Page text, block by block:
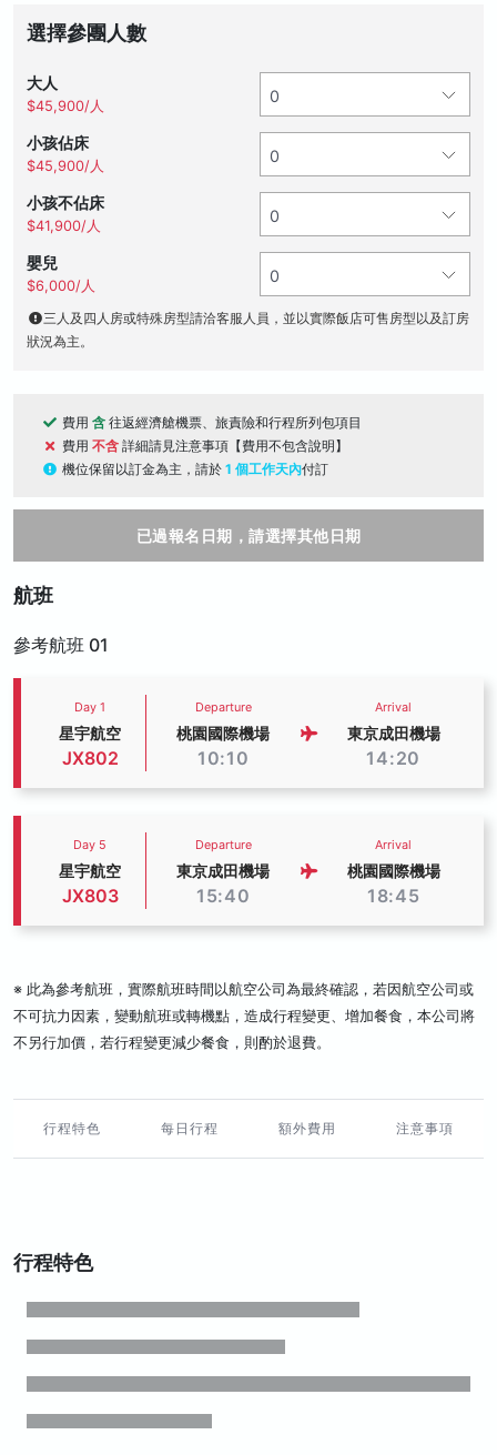
選擇參團人數
大人
$45,900/人
小孩佔床
$45,900/人
小孩不佔床
$41,900/人
嬰兒
$6,000/人
三人及四人房或特殊房型請洽客服人員，並以實際飯店可售房型以及訂房
狀況為主。
費用 含 往返經濟艙機票、旅責險和行程所列包項目
費用 不含 詳細請見注意事項【費用不包含說明】
機位保留以訂金為主，請於 1 個工作天內付訂
已過報名日期，請選擇其他日期
航班
參考航班 01
Day 1
星宇航空
JX802
Departure
桃園國際機場
10:10
Arrival
東京成田機場
14:20
Day 5
星宇航空
JX803
Departure
東京成田機場
15:40
Arrival
桃園國際機場
18:45
※ 此為參考航班，實際航班時間以航空公司為最終確認，若因航空公司或
不可抗力因素，變動航班或轉機點，造成行程變更、增加餐食，本公司將
不另行加價，若行程變更減少餐食，則酌於退費。
行程特色 每日行程 額外費用 注意事項
行程特色